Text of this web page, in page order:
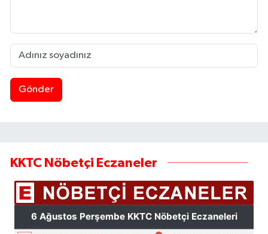
Gönder
KKTC Nöbetçi Eczaneler